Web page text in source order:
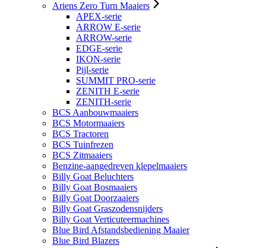
Ariens Zero Turn Maaiers
APEX-serie
ARROW E-serie
ARROW-serie
EDGE-serie
IKON-serie
Pijl-serie
SUMMIT PRO-serie
ZENITH E-serie
ZENITH-serie
BCS Aanbouwmaaiers
BCS Motormaaiers
BCS Tractoren
BCS Tuinfrezen
BCS Zitmaaiers
Benzine-aangedreven klepelmaaiers
Billy Goat Beluchters
Billy Goat Bosmaaiers
Billy Goat Doorzaaiers
Billy Goat Graszodensnijders
Billy Goat Verticuteermachines
Blue Bird Afstandsbediening Maaier
Blue Bird Blazers